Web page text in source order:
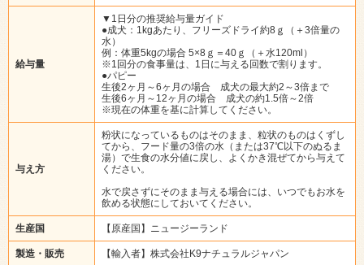
給与量
▼1日分の推奨給与量ガイド
●成犬：1kgあたり、フリーズドライ約8ｇ（＋3倍量の
水）
例：体重5kgの場合 5×8ｇ＝40ｇ（＋水120ml）
※1回分の食事量は、1日に与える回数で割ります。
●パピー
生後2ヶ月～6ヶ月の場合 成犬の最大約2～3倍まで
生後6ヶ月～12ヶ月の場合 成犬の約1.5倍～2倍
※現在の体重を基に計算してください。
与え方
粉状になっているものはそのまま、粒状のものはくずし
てから、フード量の3倍の水（または37℃以下のぬるま
湯）で生食の水分値に戻し、よくかき混ぜてから与えて
ください。
水で戻さずにそのまま与える場合には、いつでもお水を
飲める状態にしておいてください。
生産国 【原産国】ニュージーランド
製造・販売 【輸入者】株式会社K9ナチュラルジャパン